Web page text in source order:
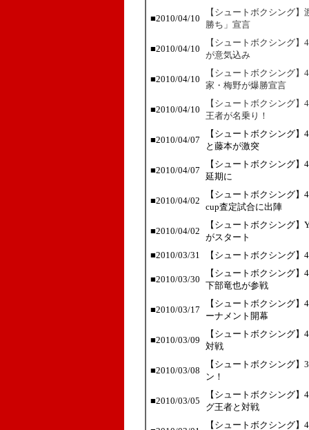
■2010/04/10
【シュートボクシング
勝ち」宣言
■2010/04/10
【シュートボクシング
が意気込み
■2010/04/10
【シュートボクシング
家・梅野が爆勝宣言
■2010/04/10
【シュートボクシング
王者が名乗り！
■2010/04/07
【シュートボクシング
と藤本が激突
■2010/04/07
【シュートボクシング
延期に
■2010/04/02
【シュートボクシング
cup査定試合に出陣
■2010/04/02
【シュートボクシング
がスタート
■2010/03/31
【シュートボクシング
■2010/03/30
【シュートボクシング
下部竜也が参戦
■2010/03/17
【シュートボクシング
ーナメント開幕
■2010/03/09
【シュートボクシング
対戦
■2010/03/08
【シュートボクシング
ン！
■2010/03/05
【シュートボクシング
グ王者と対戦
【シュートボクシング